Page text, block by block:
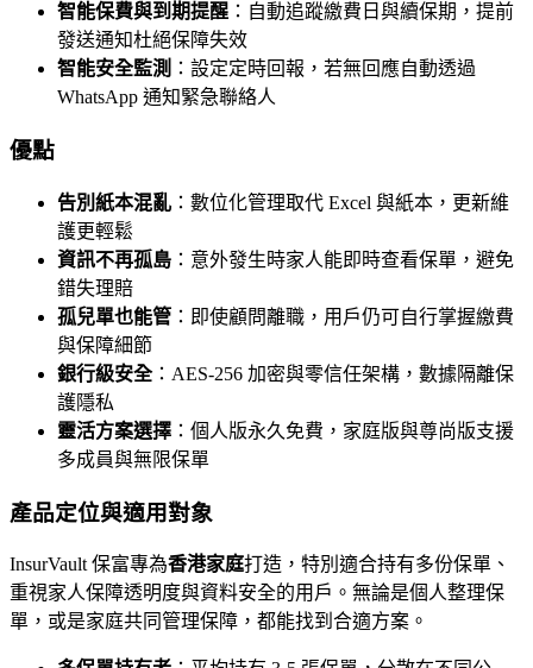
智能保費與到期提醒 ：自動追蹤繳費日與續保期，提前
發送通知杜絕保障失效
智能安全監測 ：設定定時回報，若無回應自動透過
WhatsApp 通知緊急聯絡人
優點
告別紙本混亂 ：數位化管理取代 Excel 與紙本，更新維
護更輕鬆
資訊不再孤島 ：意外發生時家人能即時查看保單，避免
錯失理賠
孤兒單也能管 ：即使顧問離職，用戶仍可自行掌握繳費
與保障細節
銀行級安全：AES-256 加密與零信任架構，數據隔離保
護隱私
靈活方案選擇 ：個人版永久免費，家庭版與尊尚版支援
多成員與無限保單
產品定位與適用對象
InsurVault 保富專為香港家庭打造，特別適合持有多份保單、
重視家人保障透明度與資料安全的用戶。無論是個人整理保
單，或是家庭共同管理保障，都能找到合適方案。